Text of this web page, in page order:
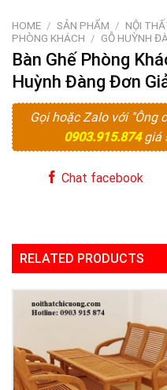
HOME / SẢN PHẨM / NỘI
PHÒNG KHÁCH / GỖ HUỲNH
Bàn Ghế Phòng
Huỳnh Đàng Đơn
Gọi hoặc Zalo với "Ông
0903.915.874giá
Chat facebook
RELATED PRODUCTS